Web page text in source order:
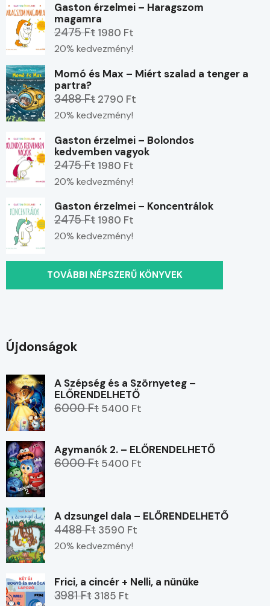
Gaston érzelmei – Haragszom
magamra
2475 Ft 1980 Ft
20% kedvezmény!
Momó és Max – Miért szalad a tenger a
partra?
3488 Ft 2790 Ft
20% kedvezmény!
Gaston érzelmei – Bolondos
kedvemben vagyok
2475 Ft 1980 Ft
20% kedvezmény!
Gaston érzelmei – Koncentrálok
2475 Ft 1980 Ft
20% kedvezmény!
TOVÁBBI NÉPSZERŰ KÖNYVEK
Újdonságok
A Szépség és a Szörnyeteg –
ELŐRENDELHETŐ
6000 Ft 5400 Ft
Agymanók 2. – ELŐRENDELHETŐ
6000 Ft 5400 Ft
A dzsungel dala – ELŐRENDELHETŐ
4488 Ft 3590 Ft
20% kedvezmény!
Frici, a cincér + Nelli, a nünüke
3981 Ft 3185 Ft